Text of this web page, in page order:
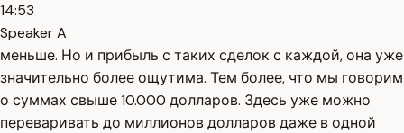
14:53
Speaker A
меньше. Но и прибыль с таких сделок с каждой, она уже
значительно более ощутима. Тем более, что мы говорим
о суммах свыше 10.000 долларов. Здесь уже можно
переваривать до миллионов долларов даже в одной